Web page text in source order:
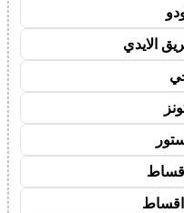
الايدي
اقساط